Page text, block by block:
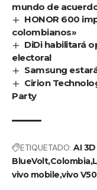
mundo de
HONOR 600
colombianos»
DiDi habilitará
electoral
Samsung
Cirion
Party
ETIQUETADO: AI
BlueVoltColombia
vivo mobile vivo